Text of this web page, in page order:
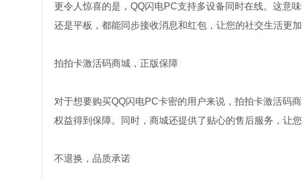
更令人惊喜的是，QQ闪电PC支持多设备同时在线。这意
还是平板，都能同步接收消息和红包，让您的社交生活更加
拍拍卡激活码商城，正版保障
对于想要购买QQ闪电PC卡密的用户来说，拍拍卡激活码
权益得到保障。同时，商城还提供了贴心的售后服务，让您
不退换，品质承诺